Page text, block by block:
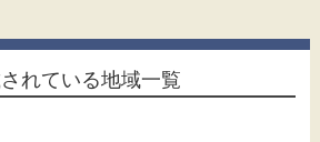
れている地域一覧